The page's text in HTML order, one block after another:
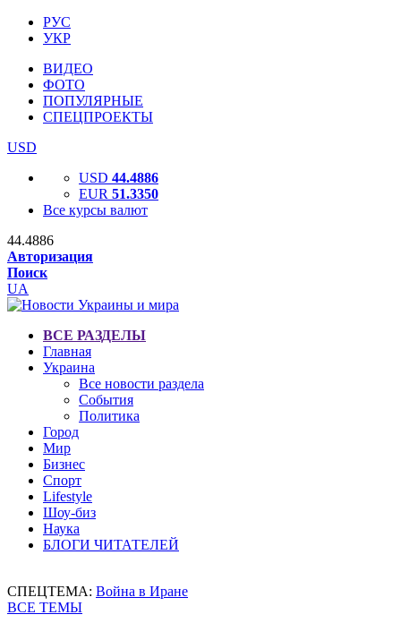
РУС
УКР
ВИДЕО
ФОТО
ПОПУЛЯРНЫЕ
СПЕЦПРОЕКТЫ
USD
USD 44.4886
EUR 51.3350
Все курсы валют
44.4886
Авторизация
Поиск
UA
ВСЕ РАЗДЕЛЫ
Главная
Украина
Все новости раздела
События
Политика
Город
Мир
Бизнес
Спорт
Lifestyle
Шоу-биз
Наука
БЛОГИ ЧИТАТЕЛЕЙ
СПЕЦТЕМА: Война в Иране
ВСЕ ТЕМЫ